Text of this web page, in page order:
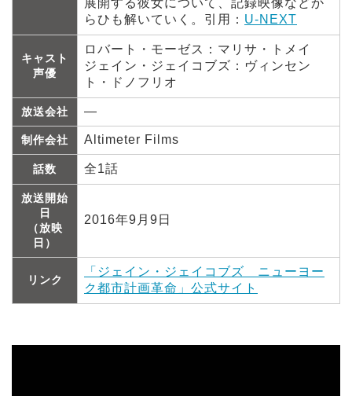
展開する彼女について、記録映像などか
らひも解いていく。引用： U-NEXT
キャスト
声優
ロバート・モーゼス：マリサ・トメイ
ジェイン・ジェイコブズ：ヴィンセン
ト・ドノフリオ
放送会社 ―
制作会社 Altimeter Films
話数 全1話
放送開始
日
（放映
日）
2016年9月9日
リンク
「ジェイン・ジェイコブズ ニューヨー
ク都市計画革命」公式サイト